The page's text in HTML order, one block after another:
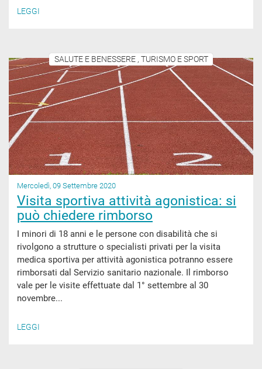
LEGGI
SALUTE E BENESSERE , TURISMO E SPORT
Mercoledì, 09 Settembre 2020
Visita sportiva attività agonistica: si
può chiedere rimborso
I minori di 18 anni e le persone con disabilità che si
rivolgono a strutture o specialisti privati per la visita
medica sportiva per attività agonistica potranno essere
rimborsati dal Servizio sanitario nazionale. Il rimborso
vale per le visite effettuate dal 1° settembre al 30
novembre...
LEGGI